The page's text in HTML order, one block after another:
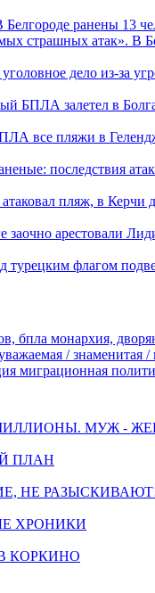
ранены 13
страшных атак». В
дело из-за
БПЛА залетел в
все пляжи в
последствия
пляж, в Керчи
заочно арестовали
турецким флагом
бпла монархия,
/ знаменитая /
миграционная
МУЖ -
ПЛАН
НЕ
ХРОНИКИ
КОРКИНО